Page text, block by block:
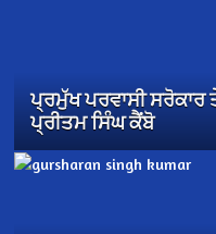
ਪ੍ਰਮੁੱਖ ਪਰਵਾਸੀ ਸਰੋਕਾਰ
ਪ੍ਰੀਤਮ ਸਿੰਘ ਕੈਂਬੋ